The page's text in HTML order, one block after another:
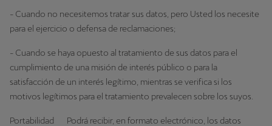
- Cuando no necesitemos tratar sus datos, pero Usted los necesite
para el ejercicio o defensa de reclamaciones;
- Cuando se haya opuesto al tratamiento de sus datos para el
cumplimiento de una misión de interés público o para la
satisfacción de un interés legítimo, mientras se verifica si los
motivos legítimos para el tratamiento prevalecen sobre los suyos.
Portabilidad Podrá recibir, en formato electrónico, los datos